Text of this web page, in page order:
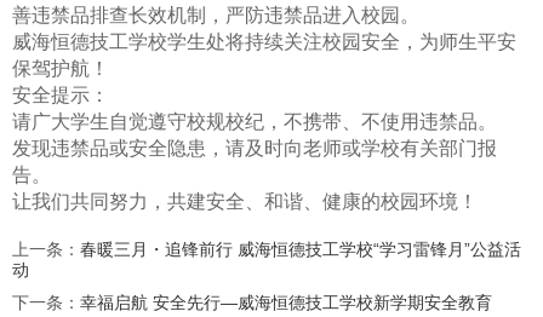
善违禁品排查长效机制，严防违禁品进入校园。
威海恒德技工学校学生处将持续关注校园安全，为师生平安
保驾护航！
安全提示：
请广大学生自觉遵守校规校纪，不携带、不使用违禁品。
发现违禁品或安全隐患，请及时向老师或学校有关部门报
告。
让我们共同努力，共建安全、和谐、健康的校园环境！
上一条 ： 春暖三月・追锋前行 威海恒德技工学校“学习雷锋月”公益活
动
下一条 ： 幸福启航 安全先行—威海恒德技工学校新学期安全教育